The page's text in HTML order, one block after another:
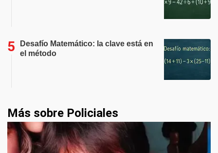
Desafío Matemático: la clave está en
el método
Más sobre Policiales